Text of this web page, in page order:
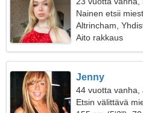
Nainen etsii
Altrincham,
Aito rakkaus
Jenny
44 vuotta vanha,
Etsin välittävä